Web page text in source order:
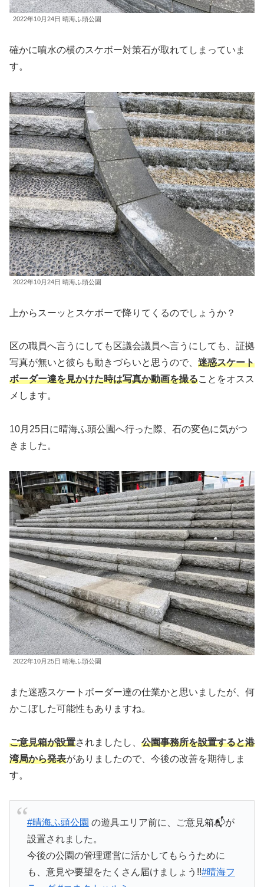
2022年10月24日 晴海ふ頭公園
確かに噴水の横のスケボー対策石が取れてしまっていま
す。
2022年10月24日 晴海ふ頭公園
上からスーッとスケボーで降りてくるのでしょうか？
区の職員へ言うにしても区議会議員へ言うにしても、証拠
写真が無いと彼らも動きづらいと思うので、 迷惑スケート
ボーダー達を見かけた時は写真か動画を撮ることをオスス
メします。
10月25日に晴海ふ頭公園へ行った際、石の変色に気がつ
きました。
2022年10月25日 晴海ふ頭公園
また迷惑スケートボーダー達の仕業かと思いましたが、何
かこぼした可能性もありますね。
ご意見箱が設置されましたし、 公園事務所を設置すると港
湾局から発表がありましたので、今後の改善を期待しま
す。
#晴海ふ頭公園 の遊具エリア前に、ご意見箱📬が
設置されました。
今後の公園の管理運営に活かしてもらうために
も、意見や要望をたくさん届けましょう!!#晴海フ